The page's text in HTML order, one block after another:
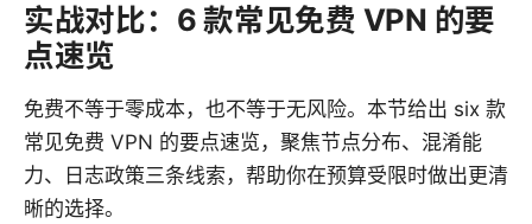
实战对比：6 款常见免费 VPN 的要
点速览
免费不等于零成本，也不等于无风险。本节给出 six 款
常见免费 VPN 的要点速览，聚焦节点分布、混淆能
力、日志政策三条线索，帮助你在预算受限时做出更清
晰的选择。